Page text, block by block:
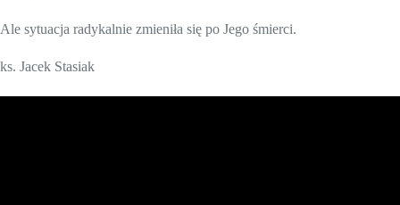
Ale sytuacja radykalnie zmieniła się po Jego śmierci.
ks. Jacek Stasiak